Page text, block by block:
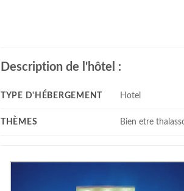
Description de l'hôtel :
TYPE D'HÉBERGEMENT Hotel
THÈMES Bien etre